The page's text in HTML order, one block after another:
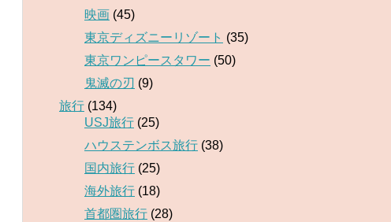
映画 (45)
東京ディズニーリゾート (35)
東京ワンピースタワー (50)
鬼滅の刃 (9)
旅行 (134)
USJ旅行 (25)
ハウステンボス旅行 (38)
国内旅行 (25)
海外旅行 (18)
首都圏旅行 (28)